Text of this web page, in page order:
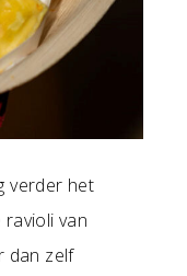
verder het
van
dan zelf